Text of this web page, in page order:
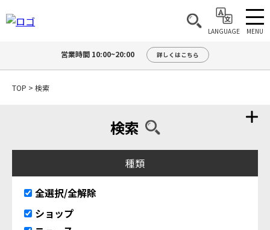
LANGUAGE MENU
営業時間 10:00~20:00 詳しくはこちら
TOP > 検索
検索
種類
全選択/全解除
ショップ